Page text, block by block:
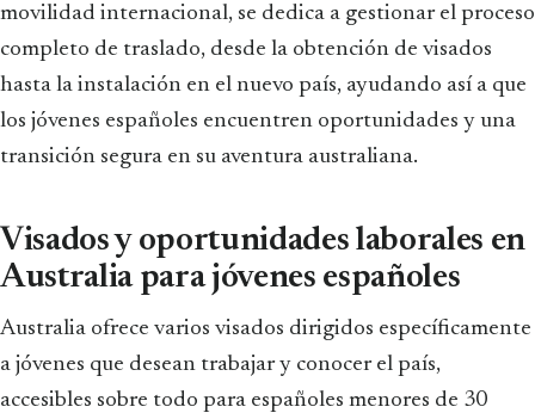
movilidad internacional, se dedica a gestionar el proceso
completo de traslado, desde la obtención de visados
hasta la instalación en el nuevo país, ayudando así a que
los jóvenes españoles encuentren oportunidades y una
transición segura en su aventura australiana.
Visados y oportunidades laborales en
Australia para jóvenes españoles
Australia ofrece varios visados dirigidos específicamente
a jóvenes que desean trabajar y conocer el país,
accesibles sobre todo para españoles menores de 30